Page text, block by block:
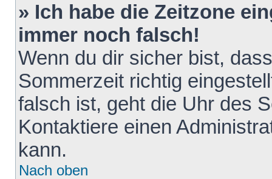
» Ich habe die Zeitzone
immer noch falsch!
Wenn du dir sicher bist,
Sommerzeit richtig
falsch ist, geht die Uhr des
Kontaktiere einen
kann.
Nach oben